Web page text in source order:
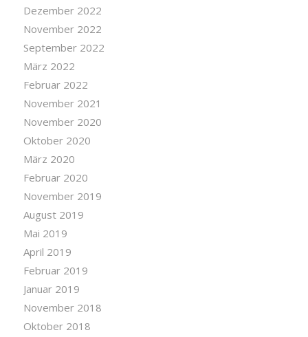
Dezember 2022
November 2022
September 2022
März 2022
Februar 2022
November 2021
November 2020
Oktober 2020
März 2020
Februar 2020
November 2019
August 2019
Mai 2019
April 2019
Februar 2019
Januar 2019
November 2018
Oktober 2018